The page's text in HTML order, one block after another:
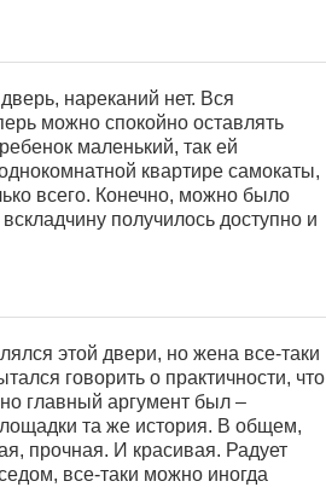
нареканий нет. Вся
можно спокойно оставлять
маленький, так ей
квартире самокаты,
всего. Конечно, можно было
получилось доступно и
этой двери, но жена все-таки
говорить о практичности, что
главный аргумент был –
та же история. В общем,
прочная. И красивая. Радует
все-таки можно иногда